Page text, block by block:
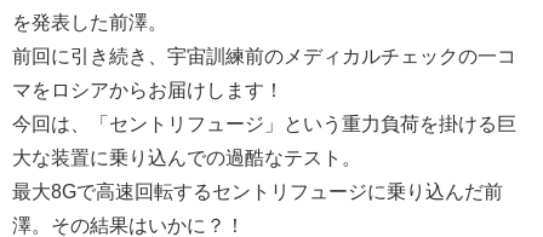
を発表した前澤。
前回に引き続き、宇宙訓練前のメディカルチェックの一コ
マをロシアからお届けします！
今回は、「セントリフュージ」という重力負荷を掛ける巨
大な装置に乗り込んでの過酷なテスト。
最大8Gで高速回転するセントリフュージに乗り込んだ前
澤。その結果はいかに？！